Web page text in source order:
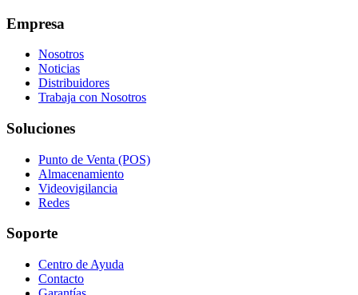
Empresa
Nosotros
Noticias
Distribuidores
Trabaja con Nosotros
Soluciones
Punto de Venta (POS)
Almacenamiento
Videovigilancia
Redes
Soporte
Centro de Ayuda
Contacto